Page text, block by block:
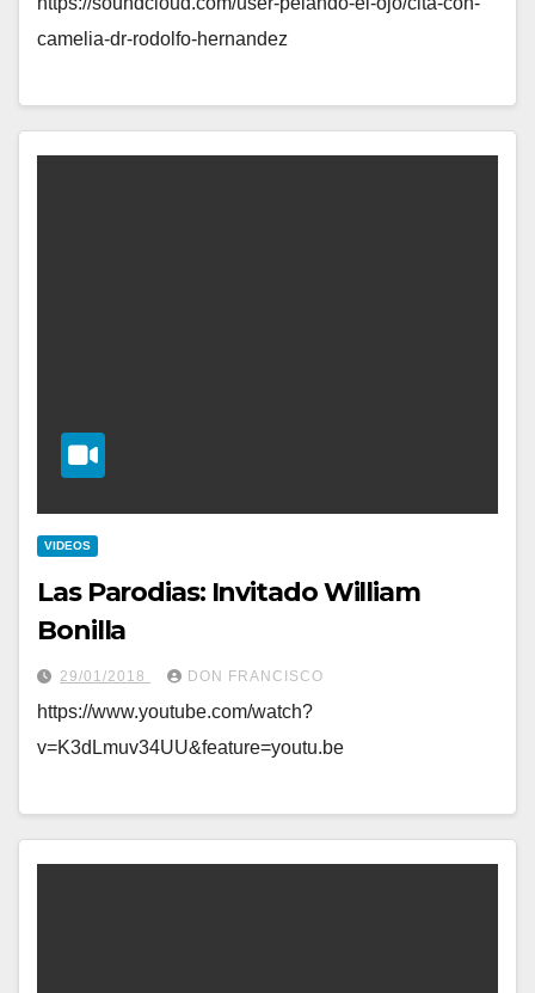
camelia-dr-rodolfo-hernandez
VIDEOS
Las Parodias: Invitado William
Bonilla
29/01/2018 DON FRANCISCO
https://www.youtube.com/watch?
v=K3dLmuv34UU&feature=youtu.be